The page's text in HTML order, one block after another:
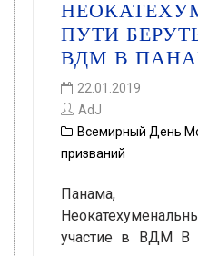
ПУТИ
ВДМ В
22.01.2019
AdJ
Всемирный День
призваний
Панама,
участие в ВДМ В